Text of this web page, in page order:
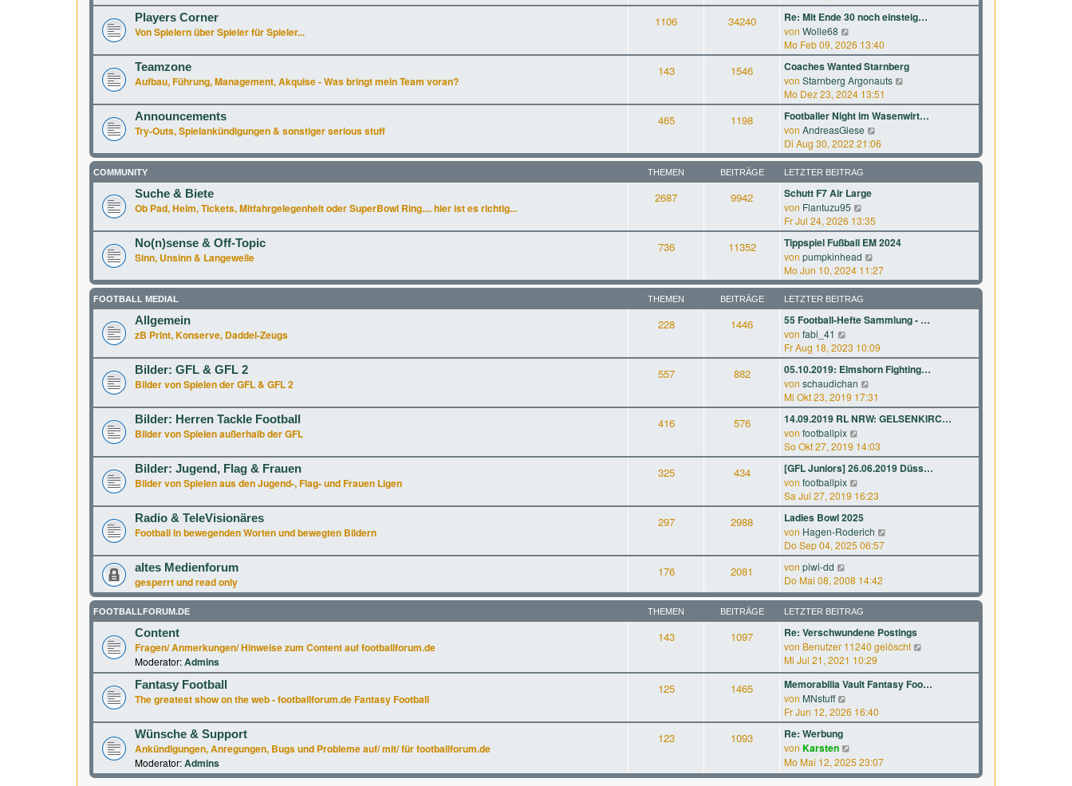
t
r
a
g
B
e
i
t
r
a
g
u
e
t
e
B
e
i
t
r
a
g
Players Corner
Von Spielern über Spieler für Spieler...
1106 34240 Re: Mit Ende 30 noch einsteig…
von Wolle68
e
u
e
s
t
e
B
e
i
t
r
a
g
Mo Feb 09, 2026 13:40
Teamzone
Aufbau, Führung, Management, Akquise - Was bringt mein Team voran?
143 1546 Coaches Wanted Starnberg
von Starnberg Argonauts
u
e
e
t
Mo Dez 23, 2024 13:51
Announcements
Try-Outs, Spielankündigungen & sonstiger serious stuff
465 1198 Footballer Night im Wasenwirt…
von AndreasGiese
e
u
s
B
e
i
t
r
g
Di Aug 30, 2022 21:06
COMMUNITY THEMEN BEITRÄGE LETZTER BEITRAG
Suche & Biete
Ob Pad, Helm, Tickets, Mitfahrgelegenheit oder SuperBowl Ring.... hier ist es richtig...
2687 9942 Schutt F7 Air Large
von Flantuzu95
e
u
e
s
t
e
r
B
e
i
t
r
a
g
Fr Jul 24, 2026 13:35
No(n)sense & Off-Topic
Sinn, Unsinn & Langeweile
736 11352 Tippspiel Fußball EM 2024
von pumpkinhead
e
u
s
t
r
e
i
t
r
g
Mo Jun 10, 2024 11:27
FOOTBALL MEDIAL THEMEN BEITRÄGE LETZTER BEITRAG
Allgemein
zB Print, Konserve, Daddel-Zeugs
228 1446 55 Football-Hefte Sammlung - …
von fabi_41
e
u
e
s
t
e
B
e
i
t
r
a
g
Fr Aug 18, 2023 10:09
Bilder: GFL & GFL 2
Bilder von Spielen der GFL & GFL 2
557 882 05.10.2019: Elmshorn Fighting…
von schaudichan
e
u
e
t
e
B
e
t
r
a
Mi Okt 23, 2019 17:31
Bilder: Herren Tackle Football
Bilder von Spielen außerhalb der GFL
416 576 14.09.2019 RL NRW: GELSENKIRC…
von footballpix
e
u
e
t
e
B
e
t
r
a
g
So Okt 27, 2019 14:03
Bilder: Jugend, Flag & Frauen
Bilder von Spielen aus den Jugend-, Flag- und Frauen Ligen
325 434 [GFL Juniors] 26.06.2019 Düss…
von footballpix
e
u
e
s
t
r
B
e
i
t
r
a
g
Sa Jul 27, 2019 16:23
Radio & TeleVisionäres
Football in bewegenden Worten und bewegten Bildern
297 2988 Ladies Bowl 2025
von Hagen-Roderich
u
t
r
B
e
t
g
Do Sep 04, 2025 06:57
altes Medienforum
gesperrt und read only
176 2081 von piwi-dd
e
u
e
s
t
e
r
B
e
t
g
Do Mai 08, 2008 14:42
FOOTBALLFORUM.DE THEMEN BEITRÄGE LETZTER BEITRAG
Content
Fragen/ Anmerkungen/ Hinweise zum Content auf footballforum.de
Moderator:Admins
143 1097 Re: Verschwundene Postings
von Benutzer 11240 gelöscht
u
e
e
i
Mi Jul 21, 2021 10:29
Fantasy Football
The greatest show on the web - footballforum.de Fantasy Football
125 1465 Memorabilia Vault Fantasy Foo…
von MNstuff
e
u
s
t
e
Fr Jun 12, 2026 16:40
Wünsche & Support
Ankündigungen, Anregungen, Bugs und Probleme auf/ mit/ für footballforum.de
Moderator:Admins
123 1093 Re: Werbung
von Karsten
e
u
Mo Mai 12, 2025 23:07